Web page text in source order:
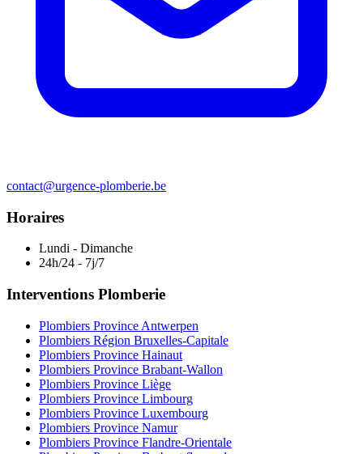
contact@urgence-plomberie.be
Horaires
Lundi - Dimanche
24h/24 - 7j/7
Interventions Plomberie
Plombiers Province Antwerpen
Plombiers Région Bruxelles-Capitale
Plombiers Province Hainaut
Plombiers Province Brabant-Wallon
Plombiers Province Liège
Plombiers Province Limbourg
Plombiers Province Luxembourg
Plombiers Province Namur
Plombiers Province Flandre-Orientale